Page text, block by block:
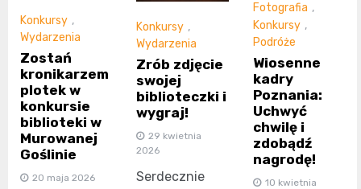
Konkursy ,
Wydarzenia
Zostań
kronikarzem
plotek w
konkursie
biblioteki w
Murowanej
Goślinie
20 maja 2026
Konkursy ,
Wydarzenia
Zrób zdjęcie
swojej
biblioteczki i
wygraj!
29 kwietnia
2026
Serdecznie
Fotografia ,
Konkursy ,
Podróże
Wiosenne
kadry
Poznania:
Uchwyć
chwilę i
zdobądź
nagrodę!
10 kwietnia